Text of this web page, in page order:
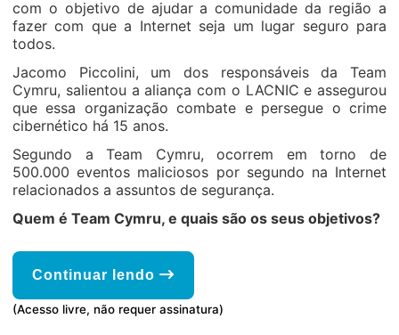
com o objetivo de ajudar a comunidade da região a
fazer com que a Internet seja um lugar seguro para
todos.
Jacomo Piccolini, um dos responsáveis da Team
Cymru, salientou a aliança com o LACNIC e assegurou
que essa organização combate e persegue o crime
cibernético há 15 anos.
Segundo a Team Cymru, ocorrem em torno de
500.000 eventos maliciosos por segundo na Internet
relacionados a assuntos de segurança.
Quem é Team Cymru, e quais são os seus objetivos?
Continuar lendo
(Acesso livre, não requer assinatura)